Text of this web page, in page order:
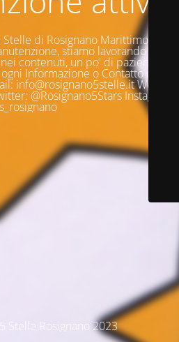
di Rosignano Marittimo è
stiamo lavorando per
contenuti, un po' di pazienza e
Informazione o Contatto questi
info@rosignano5stelle.it Web:
@Rosignano5Stars Instagram:
Stelle Rosignano 2023